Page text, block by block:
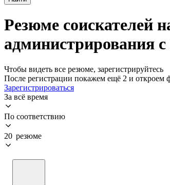
Резюме соискателей
администрирования
Чтобы видеть все резюме, зарегистрируйтесь
После регистрации покажем ещё 2 и откроем
Зарегистрироваться
За всё время
По соответствию
20 резюме